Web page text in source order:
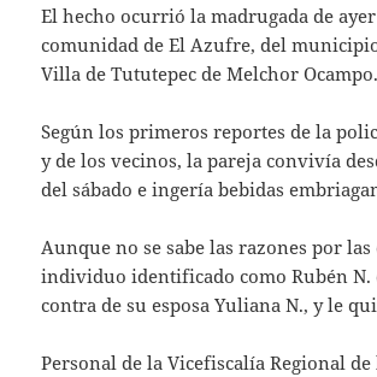
El hecho ocurrió la madrugada de
comunidad de El Azufre, del
Villa de Tututepec de Melchor Ocampo.
Según los primeros reportes de la
y de los vecinos, la pareja convivía
del sábado e ingería bebidas
Aunque no se sabe las razones por las
individuo identificado como Rubén N.
contra de su esposa Yuliana N., y le
Personal de la Vicefiscalía Regional